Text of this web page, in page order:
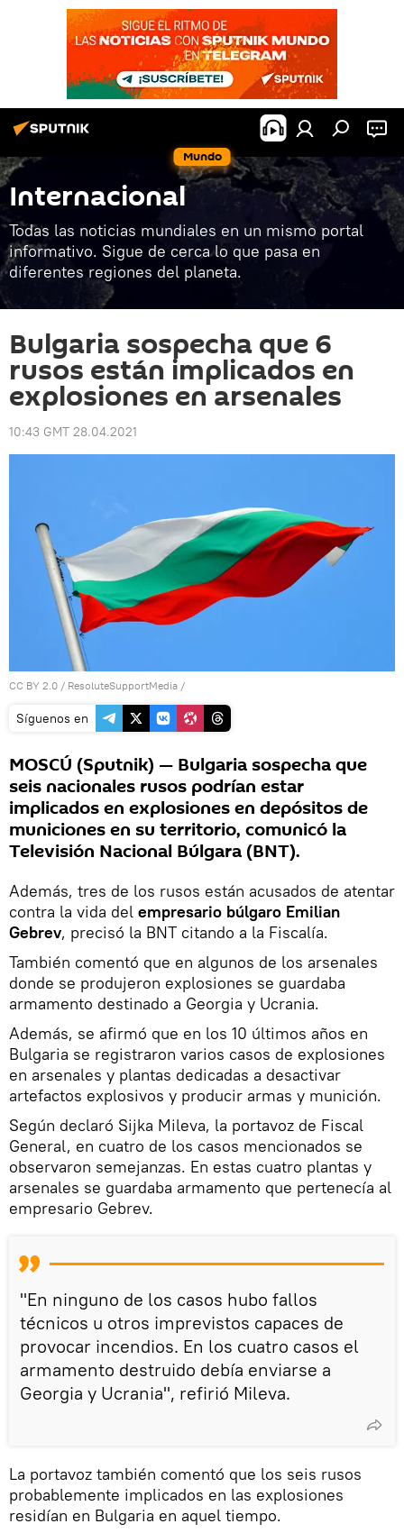
Mundo
Internacional
Todas las noticias mundiales en un mismo portal
informativo. Sigue de cerca lo que pasa en
diferentes regiones del planeta.
Bulgaria sospecha que 6
rusos están implicados en
explosiones en arsenales
10:43 GMT 28.04.2021
CC BY 2.0 / ResoluteSupportMedia /
Síguenos en
MOSCÚ (Sputnik) — Bulgaria sospecha que
seis nacionales rusos podrían estar
implicados en explosiones en depósitos de
municiones en su territorio, comunicó la
Televisión Nacional Búlgara (BNT).
Además, tres de los rusos están acusados de atentar
contra la vida del empresario búlgaro Emilian
Gebrev, precisó la BNT citando a la Fiscalía.
También comentó que en algunos de los arsenales
donde se produjeron explosiones se guardaba
armamento destinado a Georgia y Ucrania.
Además, se afirmó que en los 10 últimos años en
Bulgaria se registraron varios casos de explosiones
en arsenales y plantas dedicadas a desactivar
artefactos explosivos y producir armas y munición.
Según declaró Sijka Mileva, la portavoz de Fiscal
General, en cuatro de los casos mencionados se
observaron semejanzas. En estas cuatro plantas y
arsenales se guardaba armamento que pertenecía al
empresario Gebrev.
"En ninguno de los casos hubo fallos
técnicos u otros imprevistos capaces de
provocar incendios. En los cuatro casos el
armamento destruido debía enviarse a
Georgia y Ucrania", refirió Mileva.
La portavoz también comentó que los seis rusos
probablemente implicados en las explosiones
residían en Bulgaria en aquel tiempo.